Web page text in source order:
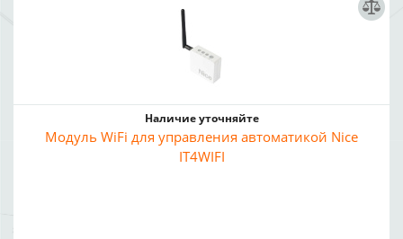
Наличие уточняйте
Модуль WiFi для управления автоматикой Nice
IT4WIFI